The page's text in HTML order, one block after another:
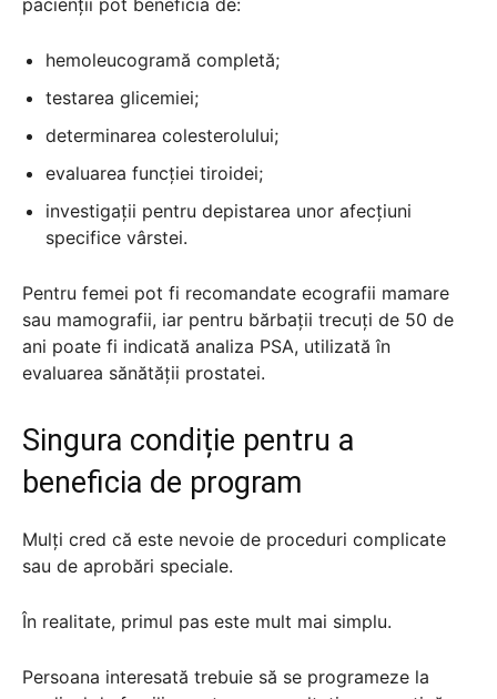
hemoleucogramă completă;
testarea glicemiei;
determinarea colesterolului;
evaluarea funcției tiroidei;
investigații pentru depistarea unor afecțiuni
specifice vârstei.
Pentru femei pot fi recomandate ecografii mamare
sau mamografii, iar pentru bărbații trecuți de 50 de
ani poate fi indicată analiza PSA, utilizată în
evaluarea sănătății prostatei.
Singura condiție pentru a
beneficia de program
Mulți cred că este nevoie de proceduri complicate
sau de aprobări speciale.
În realitate, primul pas este mult mai simplu.
Persoana interesată trebuie să se programeze la